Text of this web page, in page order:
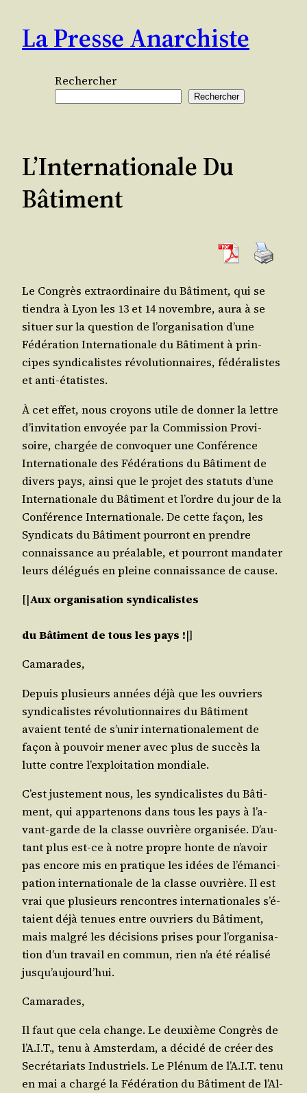
contenu
La Presse Anarchiste
Rechercher
Rechercher
L’Internationale Du
Bâtiment
Le Congrès extra­or­di­naire du Bâti­ment, qui se
tien­dra à Lyon les 13 et 14 novembre, aura à se
situer sur la ques­tion de l’or­ga­ni­sa­tion d’une
Fédé­ra­tion Inter­na­tio­nale du Bâti­ment à prin­
cipes syn­di­ca­listes révo­lu­tion­naires, fédé­ra­listes
et anti-étatistes.
À cet effet, nous croyons utile de don­ner la lettre
d’in­vi­ta­tion envoyée par la Com­mis­sion Pro­vi­
soire, char­gée de convo­quer une Confé­rence
Inter­na­tio­nale des Fédé­ra­tions du Bâti­ment de
divers pays, ain­si que le pro­jet des sta­tuts d’une
Inter­na­tio­nale du Bâti­ment et l’ordre du jour de la
Confé­rence Inter­na­tio­nale. De cette façon, les
Syn­di­cats du Bâti­ment pour­ront en prendre
connais­sance au préa­lable, et pour­ront man­da­ter
leurs délé­gués en pleine connais­sance de cause.
[|Aux orga­ni­sa­tion syndicalistes
du Bâti­ment de tous les pays !|]
Cama­rades,
Depuis plu­sieurs années déjà que les ouvriers
syn­di­ca­listes révo­lu­tion­naires du Bâti­ment
avaient ten­té de s’u­nir inter­na­tio­na­le­ment de
façon à pou­voir mener avec plus de suc­cès la
lutte contre l’ex­ploi­ta­tion mondiale.
C’est jus­te­ment nous, les syn­di­ca­listes du Bâti­
ment, qui appar­te­nons dans tous les pays à l’a­
vant-garde de la classe ouvrière orga­ni­sée. D’au­
tant plus est-ce à notre propre honte de n’a­voir
pas encore mis en pra­tique les idées de l’é­man­ci­
pa­tion inter­na­tio­nale de la classe ouvrière. Il est
vrai que plu­sieurs ren­contres inter­na­tio­nales s’é­
taient déjà tenues entre ouvriers du Bâti­ment,
mais mal­gré les déci­sions prises pour l’or­ga­ni­sa­
tion d’un tra­vail en com­mun, rien n’a été réa­li­sé
jusqu’aujourd’hui.
Cama­rades,
Il faut que cela change. Le deuxième Congrès de
l’A.I.T., tenu à Amster­dam, a déci­dé de créer des
Secré­ta­riats Indus­triels. Le Plé­num de l’A.I.T. tenu
en mai a char­gé la Fédé­ra­tion du Bâti­ment de l’Al­